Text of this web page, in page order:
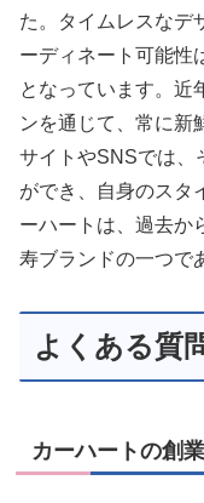
た。タイムレスなデ
ーディネート可能性
となっています。近
ンを通じて、常に新
サイトやSNSでは、
ができ、自身のスタ
ーハートは、過去か
寿ブランドの一つで
よくある質
カーハートの創